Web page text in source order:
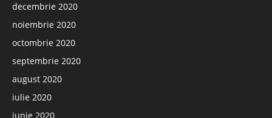
decembrie 2020
noiembrie 2020
octombrie 2020
septembrie 2020
august 2020
iulie 2020
iunie 2020